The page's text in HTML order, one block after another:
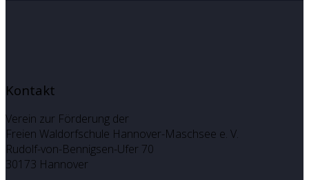
Kontakt
Verein zur Förderung der
Freien Waldorfschule Hannover-Maschsee e. V.
Rudolf-von-Bennigsen-Ufer 70
30173 Hannover